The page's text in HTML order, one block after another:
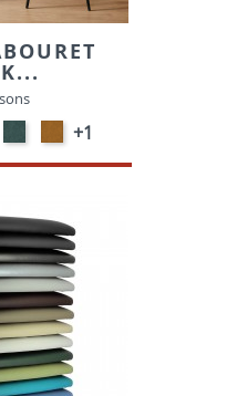
PETROL-
VELOURS
GOLD
-
VELOURS
+1